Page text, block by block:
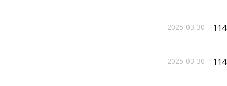
2025-03-30
2025-03-30